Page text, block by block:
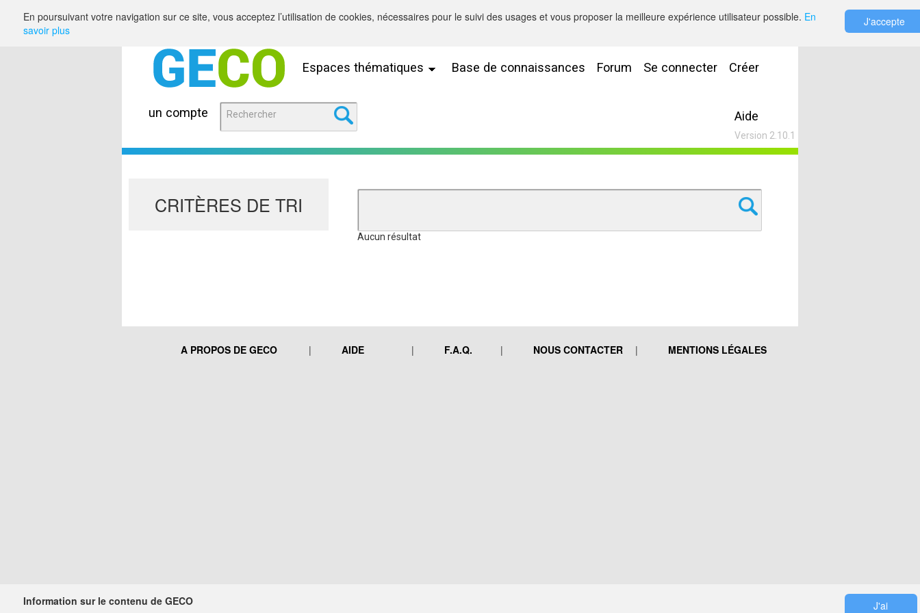
Espaces thématiques Base de connaissances Forum Se connecter Créer
un compte Aide
Version 2.10.1
CRITÈRES DE TRI
Aucun résultat
A PROPOS DE GECO AIDE F.A.Q. NOUS CONTACTER MENTIONS LÉGALES
En poursuivant votre navigation sur ce site, vous acceptez l’utilisation de cookies, nécessaires pour le suivi des usages et vous proposer la meilleure expérience utilisateur possible. En
savoir plus
J'accepte
Information sur le contenu de GECO
J'ai